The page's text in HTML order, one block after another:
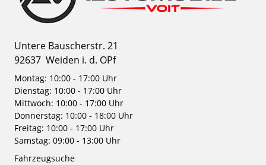
Untere Bauscherstr. 21
92637 Weiden i. d. OPf
Montag: 10:00 - 17:00 Uhr
Dienstag: 10:00 - 17:00 Uhr
Mittwoch: 10:00 - 17:00 Uhr
Donnerstag: 10:00 - 18:00 Uhr
Freitag: 10:00 - 17:00 Uhr
Samstag: 09:00 - 13:00 Uhr
Fahrzeugsuche